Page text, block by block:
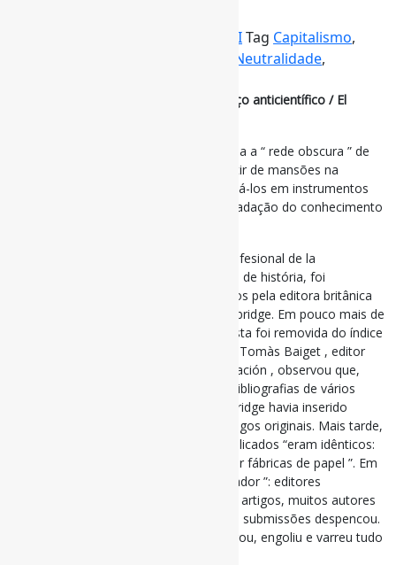
Informe-CITag Capitalismo,
Neutralidade,
O novo capitalismo financeiro e o avanço anticientífico / El
Uma investigação do jornal El País revela a “ rede obscura ” de
compras de periódicos científicos a partir de mansões na
Inglaterra, com o objetivo de transformá-los em instrumentos
financeiros que contribuem para a degradação do conhecimento
Um desses muitos casos foi o de El Profesional de la
Información. Com mais de três décadas de história, foi
comprada por quase um milhão de euros pela editora britânica
OAText, que mais tarde se tornou a Oxbridge. Em pouco mais de
um ano de práticas fraudulentas, a revista foi removida do índice
Web of Science. Em uma carta recente, Tomàs Baiget , editor
fundador de El Profesional de la Información , observou que,
após a venda da revista, ao revisar as bibliografias de vários
artigos publicados, percebeu que a Oxbridge havia inserido
referências que não pertenciam aos artigos originais. Mais tarde,
ele percebeu que vários dos artigos publicados “eram idênticos:
quase certamente foram produzidos por fábricas de papel ”. Em
apenas um ano, “ o impacto foi devastador ”: editores
convidados cancelaram chamadas para artigos, muitos autores
retiraram seus manuscritos e o fluxo de submissões despencou.
O fundo de investimento chegou, devorou, engoliu e varreu tudo